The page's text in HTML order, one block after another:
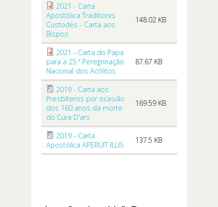
2021 - Carta
Apostólica Traditionis
Custodes - Carta aos
Bispos
148.02 KB
2021 - Carta do Papa
para a 25.ª Peregrinação
Nacional dos Acólitos
87.67 KB
2019 - Carta aos
Presbíteros por ocasião
dos 160 anos da morte
do Cura D'ars
169.59 KB
2019 - Carta
Apostólica APERUIT ILLIS
137.5 KB